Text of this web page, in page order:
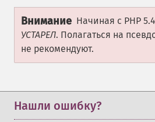
Внимание Начиная с PHP
УСТАРЕЛ. Полагаться на
не рекомендуют.
Нашли ошибку?